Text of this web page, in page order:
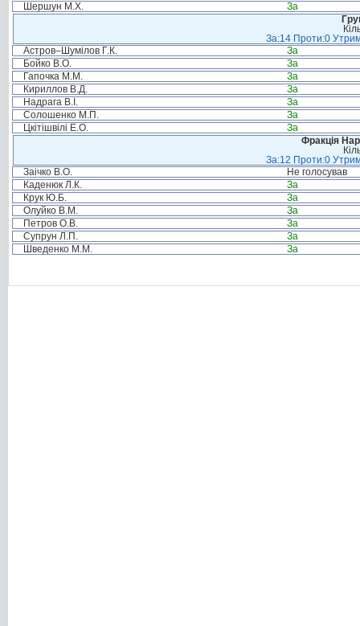
Шершун М.Х.
За
За:14 Проти:0
Астров–Шумілов Г.К.
За
Бойко В.О.
За
Гапочка М.М.
За
Кириллов В.Д.
За
Надрага В.І.
За
Солошенко М.П.
За
Цкітішвілі Е.О.
За
Фракція
За:12 Проти:0
Заічко В.О.
Не голосував
Каденюк Л.К.
За
Крук Ю.Б.
За
Олуйко В.М.
За
Петров О.В.
За
Супрун Л.П.
За
Шведенко М.М.
За